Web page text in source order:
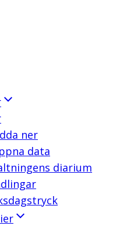
ner
data
diarium